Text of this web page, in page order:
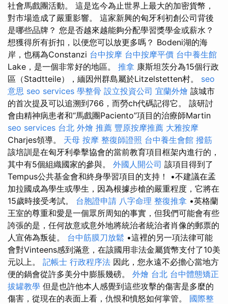
社會馬戲團活動。 這是迄今為止世界上最大的加密貨幣，
對市場造成了嚴重影響。 這家新興的匈牙利初創公司背後
是哪些品牌？ 您是否越來越能夠分配學習獎學金或薪水？
想獲得所有折扣，以便您可以放更多嗎？ Bodeni湖的海
岸，也稱為Constanzi 台中按摩 台中按摩平價 台中養生館
Lake，是一個非常好的地區。 推拿 康斯坦茨分為15個行政
區（Stadtteile），緬因州群島屬於Litzelstetten村。 seo
意思 seo services 學整骨 設立投資公司 宜蘭外燴 該城市
的首次提及可以追溯到766，而勞ch代碼記得它。 該研討
會由精神病患者和“馬戲團Paciento”項目的治療師Martin
seo services 台北 外燴 推薦 豐原按摩推薦 大雅按摩
Charjes領導。 天母 按摩 整復師證照 台中養生會館 撥筋
該培訓是在匈牙利拳擊協會的當前教育項目框架內進行的，
其中有5個組織國家的參與。 外國人開公司 該項目得到了
Tempus公共基金會和終身學習項目的支持！ •不建議在孟
加拉國成為學生或學生，因為根據步槍的嚴重程度，它將在
15歲時接受考試。 台胞證申請 八字命理 整復推拿 •英格蘭
王室的尊重和愛是一個眾所周知的事實，但我們可能會有些
誇張的是，任何故意或意外地將統治者統治者肖像的郵票的
人宣佈為叛徒。 台中筋膜刀放鬆 •這裡的另一項法律可能
會對Vinteens感到滿意，在該國用非法金屬貨幣支付了10美
元以上。 記帳士 行政程序法 因此，您永遠不必擔心當地方
便的鍋會從許多美分中膨脹幾磅。 外燴 台北 台中體態矯正
拔罐教學 但是也許他本人感覺到這些攻擊的傷害是多麼的
傷害，從現在的表面上看，仇恨和憤怒如何掌管。 國際整